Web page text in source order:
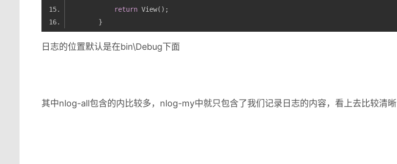
return
日志的位置默认是在bin\Debug下面
其中nlog-all包含的内比较多，nlog-my中就只包含了我们记录日志的内容，看上去比较清晰